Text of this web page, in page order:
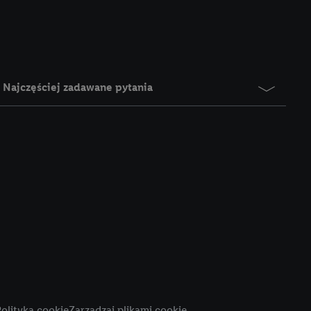
Najczęściej zadawane pytania
jednym z wyżej
możemy
rozpoznać
W tym celu
adres e-
adresu IP. Jeśli
użyciu adresu IP i
usług Lidl. W
Zgodę na
celów marketingu